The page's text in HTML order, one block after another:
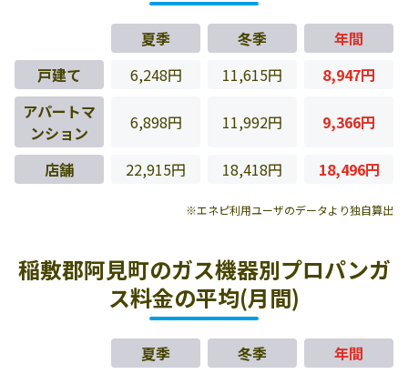
夏季 冬季
年間
戸建て
6,248円 11,615円
8,947円
アパートマ
ンション
6,898円 11,992円 9,366円
店舗 22,915円 18,418円 18,496円
※エネピ利用ユーザのデータより独自算出
稲敷郡阿見町のガス機器別プロパンガ
ス料金の平均(月間)
夏季 冬季
年間